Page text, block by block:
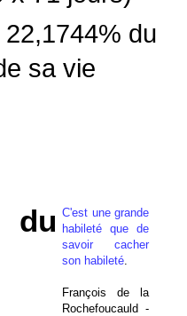
% du
sa vie
du C'est une grande
habileté que de
savoir cacher
son habileté.
François de la
Rochefoucauld -